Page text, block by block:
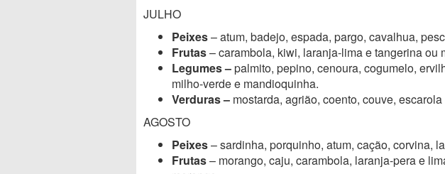
JULHO
Peixes– atum, badejo, espada, pargo, cavalhua,
Frutas– carambola, kiwi, laranja-lima e tangerina ou
Legumes –palmito, pepino, cenoura, cogumelo,
milho-verde e mandioquinha.
Verduras – mostarda, agrião, coento, couve,
AGOSTO
Peixes– sardinha, porquinho, atum, cação, corvina,
Frutas– morango, caju, carambola, laranja-pera e